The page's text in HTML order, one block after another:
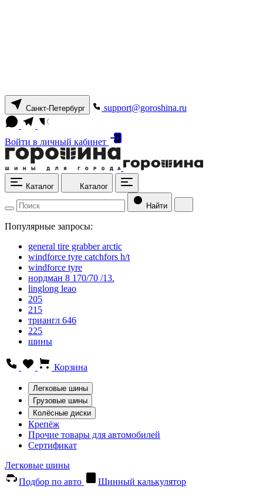
Санкт-Петербург support@goroshina.ru
Войти в личный кабинет
Каталог Каталог
Найти
Популярные запросы:
general tire grabber arctic
windforce tyre catchfors h/t
windforce tyre
нордман 8 170/70 /13.
linglong leao
205
215
триангл 646
225
шины
Корзина
Легковые шины
Грузовые шины
Колёсные диски
Крепёж
Прочие товары для автомобилей
Сертификат
Легковые шины
Подбор по авто
Шинный калькулятор